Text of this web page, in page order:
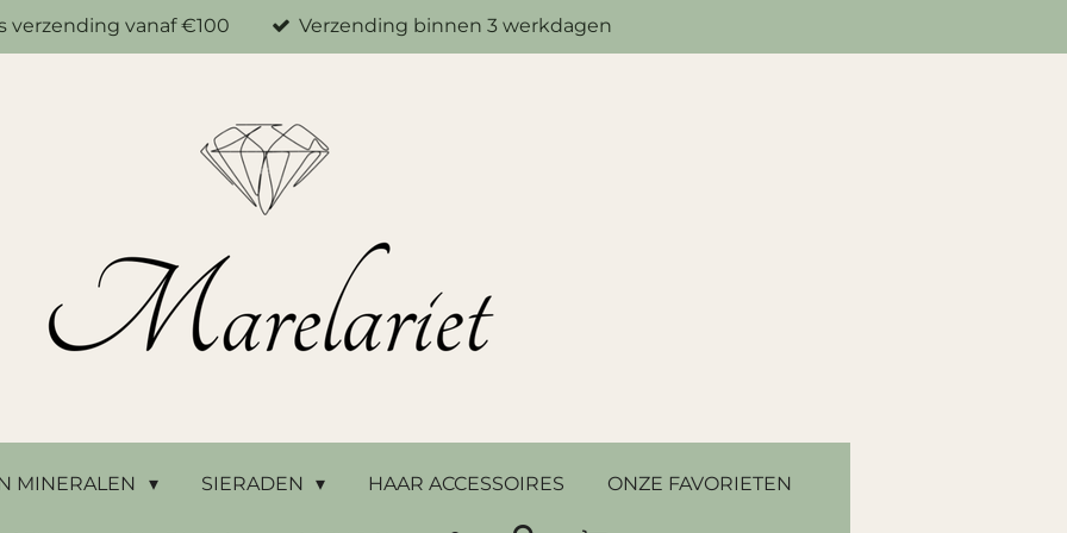
verzending vanaf €100 Verzending binnen 3 werkdagen
MINERALEN SIERADEN HAAR ACCESSOIRES ONZE FAVORIETEN